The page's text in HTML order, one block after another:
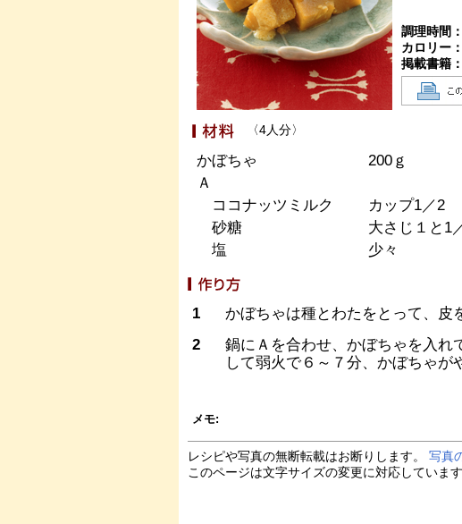
調理時間：
カロリー：
掲載書籍：
〈4人分〉
かぼちゃ
200ｇ
Ａ
ココナッツミルク
カップ1／2
砂糖
大さじ１と1
塩
少々
1
かぼちゃは種とわたをとって、皮
2
鍋にＡを合わせ、かぼちゃを入れ
して弱火で６～７分、かぼちゃが
メモ:
レシピや写真の無断転載はお断りします。 写真
このページは文字サイズの変更に対応していま